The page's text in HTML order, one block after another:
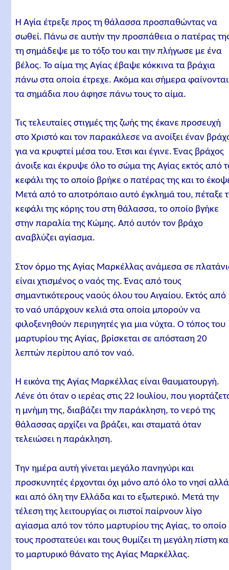
Η Αγία έτρεξε προς τη θάλασσα προσπαθώντας να
σωθεί. Πάνω σε αυτήν την προσπάθεια ο πατέρας
τη σημάδεψε με το τόξο του και την πλήγωσε με ένα
βέλος. Το αίμα της Αγίας έβαψε κόκκινα τα βράχια
πάνω στα οποία έτρεχε. Ακόμα και σήμερα φαίνονται
τα σημάδια που άφησε πάνω τους το αίμα.
Τις τελευταίες στιγμές της ζωής της έκανε προσευχή
στο Χριστό και τον παρακάλεσε να ανοίξει έναν
για να κρυφτεί μέσα του. Έτσι και έγινε. Ένας βράχος
άνοιξε και έκρυψε όλο το σώμα της Αγίας εκτός από
κεφάλι της το οποίο βρήκε ο πατέρας της και το
Μετά από το αποτρόπαιο αυτό έγκλημά του, πέταξε
κεφάλι της κόρης του στη θάλασσα, το οποίο βγήκε
στην παραλία της Κώμης. Από αυτόν τον βράχο
αναβλύζει αγίασμα.
Στον όρμο της Αγίας Μαρκέλλας ανάμεσα σε
είναι χτισμένος ο ναός της. Ένας από τους
σημαντικότερους ναούς όλου του Αιγαίου. Εκτός από
το ναό υπάρχουν κελιά στα οποία μπορούν να
φιλοξενηθούν περιηγητές για μια νύχτα. Ο τόπος του
μαρτυρίου της Αγίας, βρίσκεται σε απόσταση 20
λεπτών περίπου από τον ναό.
Η εικόνα της Αγίας Μαρκέλλας είναι θαυματουργή.
Λένε ότι όταν ο ιερέας στις 22 Ιουλίου, που
η μνήμη της, διαβάζει την παράκληση, το νερό της
θάλασσας αρχίζει να βράζει, και σταματά όταν
τελειώσει η παράκληση.
Την ημέρα αυτή γίνεται μεγάλο πανηγύρι και
προσκυνητές έρχονται όχι μόνο από όλο το νησί αλλά
και από όλη την Ελλάδα και το εξωτερικό. Μετά την
τέλεση της λειτουργίας οι πιστοί παίρνουν λίγο
αγίασμα από τον τόπο μαρτυρίου της Αγίας, το οποίο
τους προστατεύει και τους θυμίζει τη μεγάλη πίστη
το μαρτυρικό θάνατο της Αγίας Μαρκέλλας.